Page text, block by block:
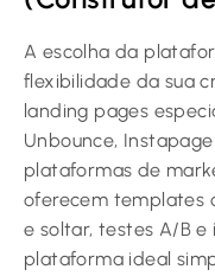
A escolha da
flexibilidade da sua
landing pages
Unbounce,
plataformas de
oferecem templates
e soltar, testes A/B e
plataforma ideal